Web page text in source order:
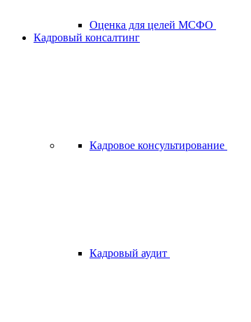
Оценка для целей МСФО
Кадровый консалтинг
Кадровое консультирование
Кадровый аудит